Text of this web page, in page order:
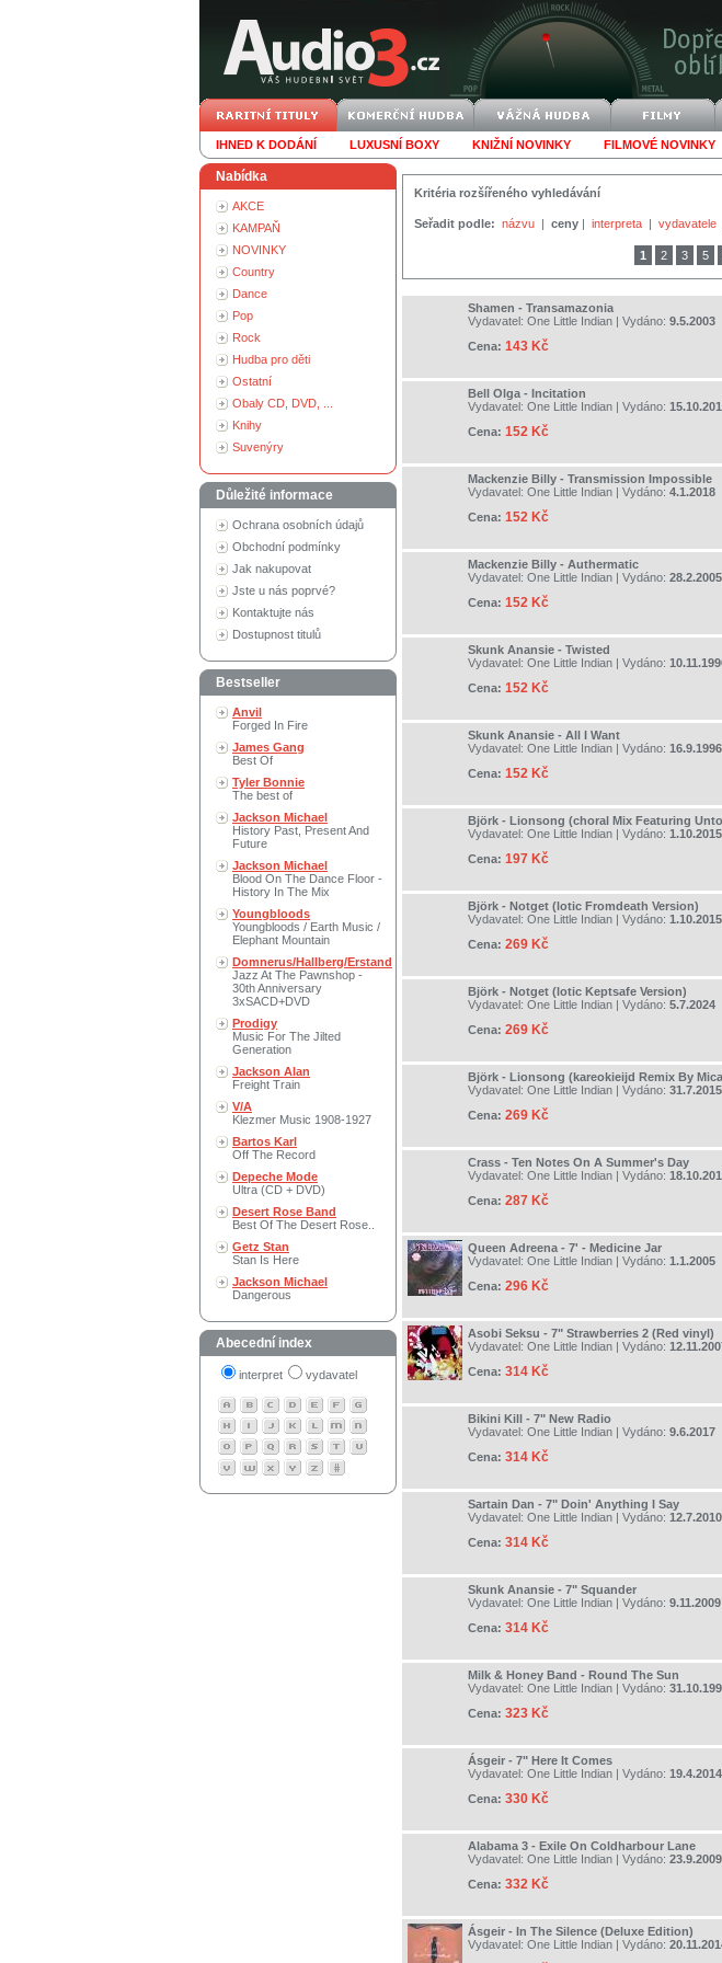
IHNED K DODÁNÍ LUXUSNÍ BOXY KNIŽNÍ NOVINKY FILMOVÉ NOVINKY
Nabídka
AKCE
KAMPAŇ
NOVINKY
Country
Dance
Pop
Rock
Hudba pro děti
Ostatní
Obaly CD, DVD, ...
Knihy
Suvenýry
Důležité informace
Ochrana osobních údajů
Obchodní podmínky
Jak nakupovat
Jste u nás poprvé?
Kontaktujte nás
Dostupnost titulů
Bestseller
Anvil
Forged In Fire
James Gang
Best Of
Tyler Bonnie
The best of
Jackson Michael
History Past, Present And
Future
Jackson Michael
Blood On The Dance Floor -
History In The Mix
Youngbloods
Youngbloods / Earth Music /
Elephant Mountain
Domnerus/Hallberg/Erstand
Jazz At The Pawnshop -
30th Anniversary
3xSACD+DVD
Prodigy
Music For The Jilted
Generation
Jackson Alan
Freight Train
V/A
Klezmer Music 1908-1927
Bartos Karl
Off The Record
Depeche Mode
Ultra (CD + DVD)
Desert Rose Band
Best Of The Desert Rose..
Getz Stan
Stan Is Here
Jackson Michael
Dangerous
Abecední index
interpret vydavatel
Kritéria rozšířeného vyhledávání
Seřadit podle: názvu | ceny | interpreta | vydavatele
1 2 3 5
Shamen - Transamazonia
Vydavatel: One Little Indian | Vydáno: 9.5.2003
Cena: 143 Kč
Bell Olga - Incitation
Vydavatel: One Little Indian | Vydáno:
Cena: 152 Kč
Mackenzie Billy - Transmission Impossible
Vydavatel: One Little Indian | Vydáno: 4.1.2018
Cena: 152 Kč
Mackenzie Billy - Authermatic
Vydavatel: One Little Indian | Vydáno: 28.2.2005
Cena: 152 Kč
Skunk Anansie - Twisted
Vydavatel: One Little Indian | Vydáno:
Cena: 152 Kč
Skunk Anansie - All I Want
Vydavatel: One Little Indian | Vydáno: 16.9.1996
Cena: 152 Kč
Björk - Lionsong (choral Mix Featuring
Vydavatel: One Little Indian | Vydáno: 1.10.2015
Cena: 197 Kč
Björk - Notget (lotic Fromdeath Version)
Vydavatel: One Little Indian | Vydáno: 1.10.2015
Cena: 269 Kč
Björk - Notget (lotic Keptsafe Version)
Vydavatel: One Little Indian | Vydáno: 5.7.2024
Cena: 269 Kč
Björk - Lionsong (kareokieijd Remix By
Vydavatel: One Little Indian | Vydáno: 31.7.2015
Cena: 269 Kč
Crass - Ten Notes On A Summer's Day
Vydavatel: One Little Indian | Vydáno:
Cena: 287 Kč
Queen Adreena - 7' - Medicine Jar
Vydavatel: One Little Indian | Vydáno: 1.1.2005
Cena: 296 Kč
Asobi Seksu - 7" Strawberries 2 (Red vinyl)
Vydavatel: One Little Indian | Vydáno:
Cena: 314 Kč
Bikini Kill - 7" New Radio
Vydavatel: One Little Indian | Vydáno: 9.6.2017
Cena: 314 Kč
Sartain Dan - 7" Doin' Anything I Say
Vydavatel: One Little Indian | Vydáno: 12.7.2010
Cena: 314 Kč
Skunk Anansie - 7" Squander
Vydavatel: One Little Indian | Vydáno: 9.11.2009
Cena: 314 Kč
Milk & Honey Band - Round The Sun
Vydavatel: One Little Indian | Vydáno:
Cena: 323 Kč
Ásgeir - 7" Here It Comes
Vydavatel: One Little Indian | Vydáno: 19.4.2014
Cena: 330 Kč
Alabama 3 - Exile On Coldharbour Lane
Vydavatel: One Little Indian | Vydáno: 23.9.2009
Cena: 332 Kč
Ásgeir - In The Silence (Deluxe Edition)
Vydavatel: One Little Indian | Vydáno: